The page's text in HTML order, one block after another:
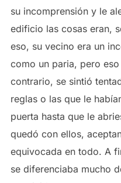
su incomprensión y le
edificio las cosas eran,
eso, su vecino era un
como un paria, pero
contrario, se sintió
reglas o las que le
puerta hasta que le
quedó con ellos,
equivocada en todo. A
se diferenciaba mucho